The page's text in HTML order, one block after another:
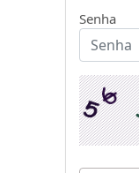
Senha